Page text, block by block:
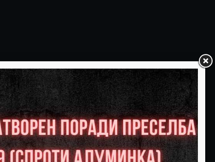
ПЕТОК САБОТА
06 07